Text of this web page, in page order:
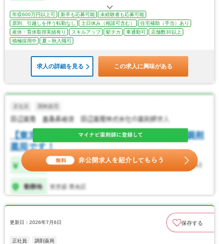
年収600万円以上可 新卒も応募可能
未経験者も応募可能
原則、引越しを伴う転勤なし
土日休み（相談可含む）
住宅補助（手当）あり
産休・育休取得実績有り
スキルアップ 駅チカ 車通勤可
店舗数30以上
積極採用中
夏～秋入職可
求人の詳細を見る この求人に興味がある
更新日：2026年7月6日 保存する
正社員 調剤薬局